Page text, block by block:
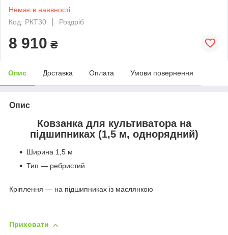
Немає в наявності
Код: РКТ30
Роздріб
8 910 ₴
Опис Доставка Оплата Умови повернення
Опис
Ковзанка для культиватора на
підшипниках (1,5 м, однорядний)
Ширина 1,5 м
Тип — ребристий
Кріплення — на підшипниках із маслянкою
Приховати